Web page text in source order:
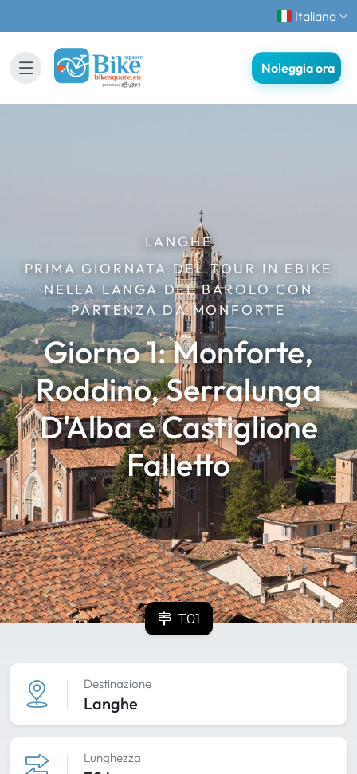
Italiano
Noleggia ora
LANGHE
PRIMA GIORNATA DEL TOUR IN EBIKE
NELLA LANGA DEL BAROLO CON
PARTENZA DA MONFORTE
Giorno 1: Monforte,
Roddino, Serralunga
D'Alba e Castiglione
Falletto
T01
Destinazione
Langhe
Lunghezza